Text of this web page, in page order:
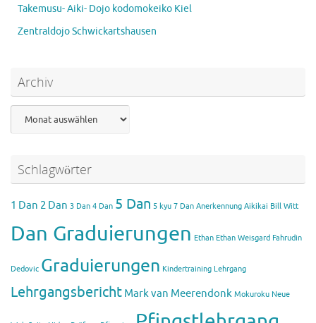
Takemusu- Aiki- Dojo kodomokeiko Kiel
Zentraldojo Schwickartshausen
Archiv
Schlagwörter
1 Dan 2 Dan 3 Dan 4 Dan 5 Dan 5 kyu 7 Dan Anerkennung Aikikai Bill Witt
Dan Graduierungen Ethan Ethan Weisgard Fahrudin
Dedovic Graduierungen Kindertraining Lehrgang
Lehrgangsbericht Mark van Meerendonk Mokuroku Neue